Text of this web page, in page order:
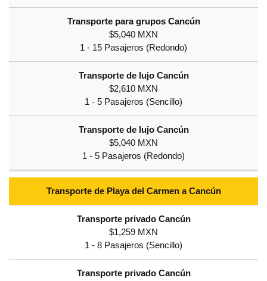
$5,040 MXN
$2,610 MXN
$5,040 MXN
Transporte de Playa del Carmen a Cancún
$1,259 MXN